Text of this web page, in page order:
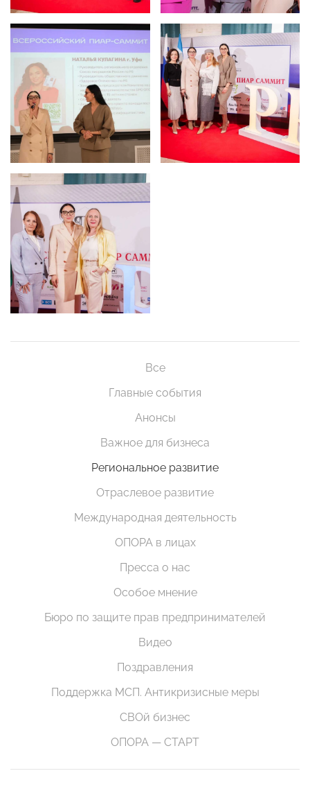
Все
Главные события
Анонсы
Важное для бизнеса
Региональное развитие
Отраслевое развитие
Международная деятельность
ОПОРА в лицах
Пресса о нас
Особое мнение
Бюро по защите прав предпринимателей
Видео
Поздравления
Поддержка МСП. Антикризисные меры
СВОй бизнес
ОПОРА — СТАРТ